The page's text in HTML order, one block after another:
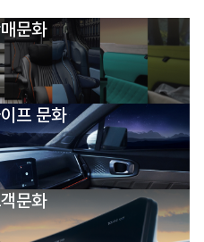
문화
프 문화
문화